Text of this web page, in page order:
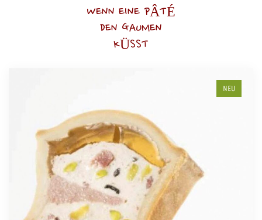
WENN EINE PÂTÉ
DEN GAUMEN
KÜSST
NEU